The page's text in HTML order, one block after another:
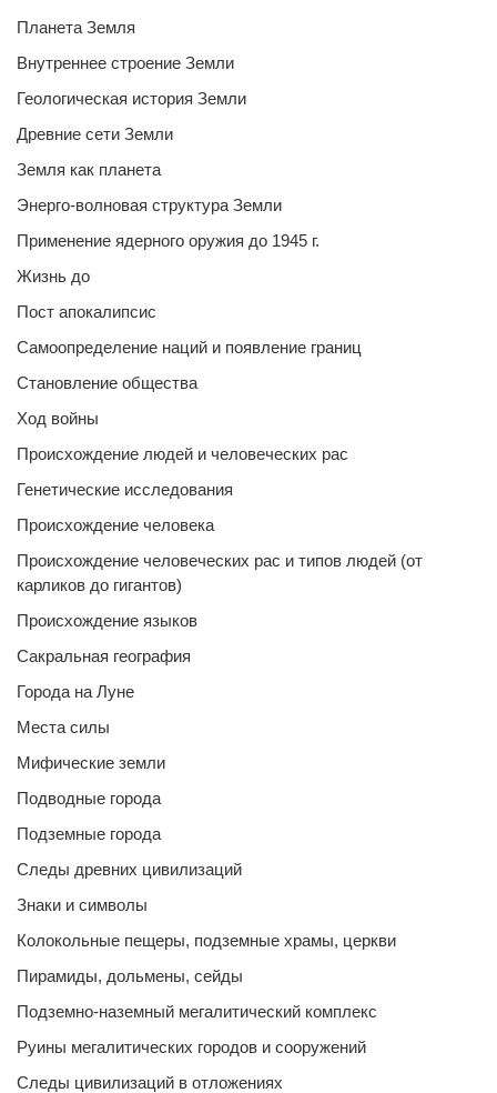
Планета Земля
Внутреннее строение Земли
Геологическая история Земли
Древние сети Земли
Земля как планета
Энерго-волновая структура Земли
Применение ядерного оружия до 1945 г.
Жизнь до
Пост апокалипсис
Самоопределение наций и появление границ
Становление общества
Ход войны
Происхождение людей и человеческих рас
Генетические исследования
Происхождение человека
Происхождение человеческих рас и типов людей (от
карликов до гигантов)
Происхождение языков
Сакральная география
Города на Луне
Места силы
Мифические земли
Подводные города
Подземные города
Следы древних цивилизаций
Знаки и символы
Колокольные пещеры, подземные храмы, церкви
Пирамиды, дольмены, сейды
Подземно-наземный мегалитический комплекс
Руины мегалитических городов и сооружений
Следы цивилизаций в отложениях